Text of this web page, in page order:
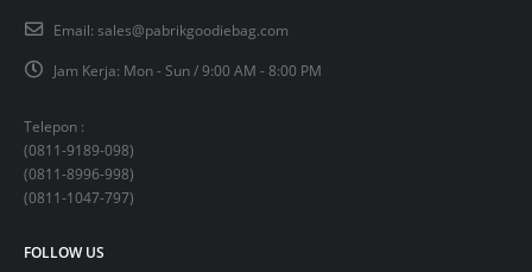
Email: sales@pabrikgoodiebag.com
Jam Kerja: Mon - Sun / 9:00 AM - 8:00 PM
Telepon :
(0811-9189-098)
(0811-8996-998)
(0811-1047-797)
FOLLOW US